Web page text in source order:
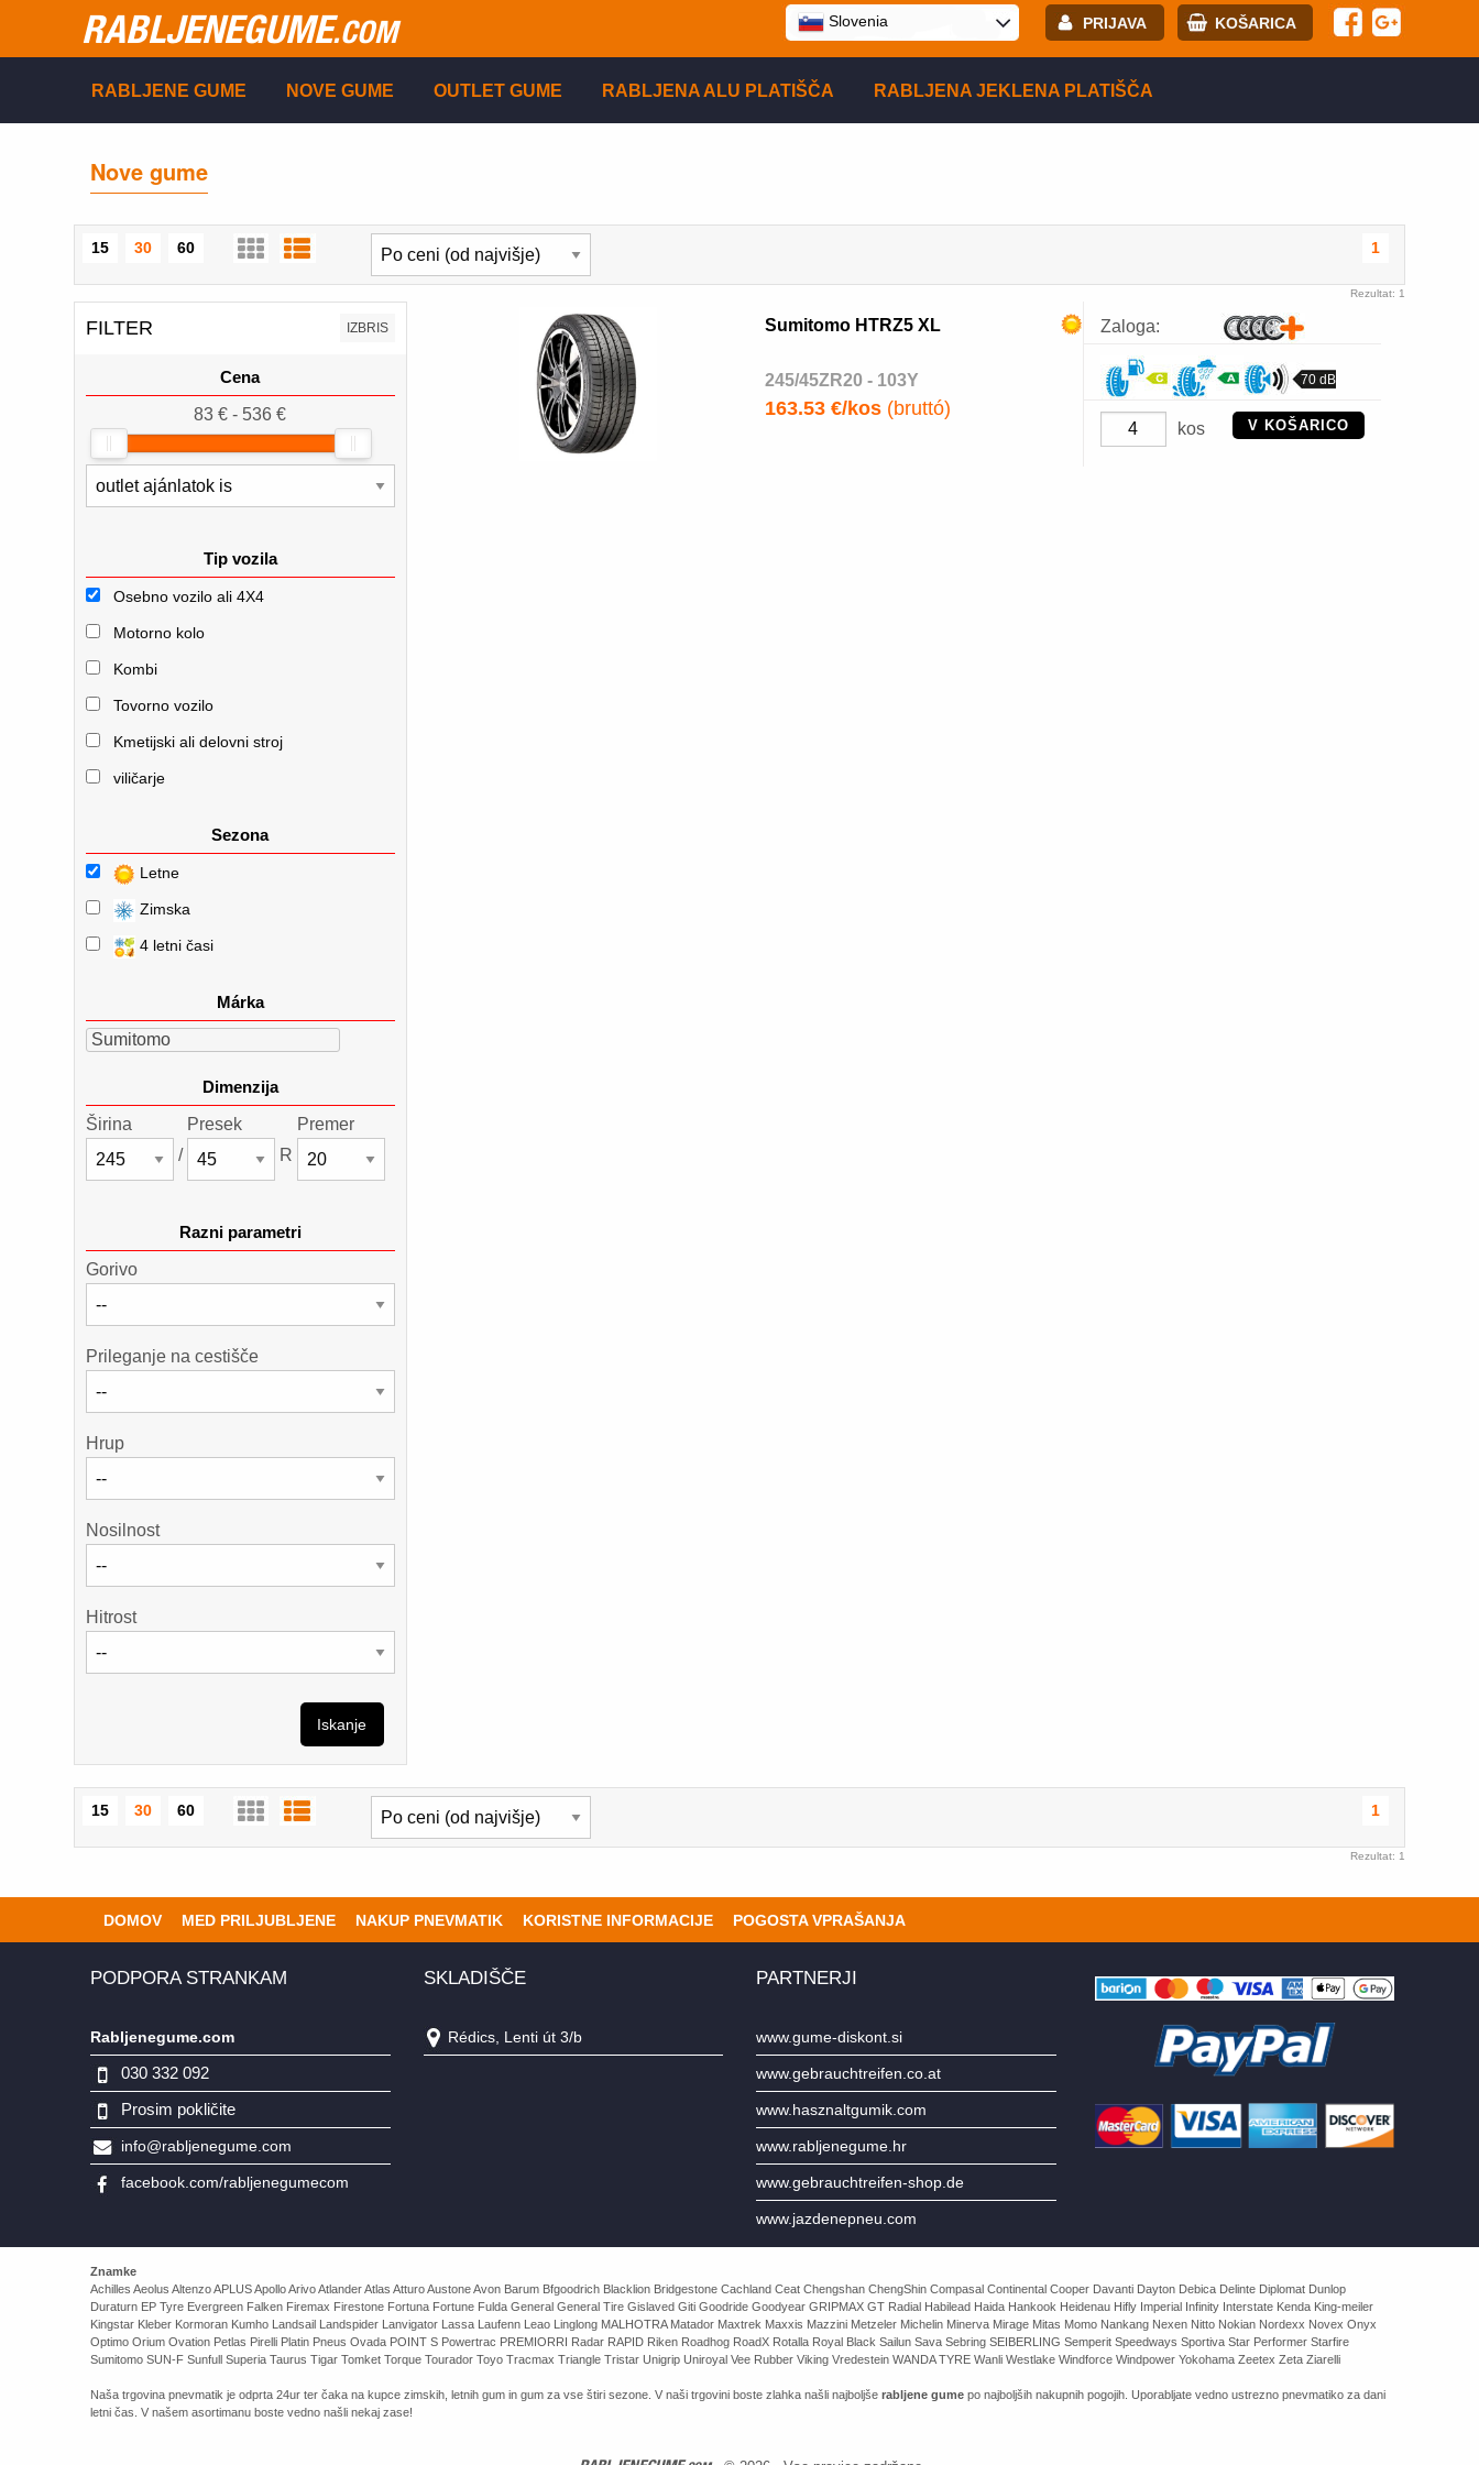
RABLJENEGUME.COM PRIJAVA KOŠARICA
Registracija PRIJAVITE SE
Slovenia
RABLJENE GUME NOVE GUME OUTLET GUME RABLJENA ALU PLATIŠČA RABLJENA JEKLENA PLATIŠČA
Nove gume
15 30 60 1
Rezultat: 1
FILTER IZBRIS
Cena
83 € - 536 €
Tip vozila
Osebno vozilo ali 4X4
Motorno kolo
Kombi
Tovorno vozilo
Kmetijski ali delovni stroj
viličarje
Sezona
Letne
Zimska
4 letni časi
Márka
Sumitomo
Dimenzija
Širina
/
Presek
R
Premer
Razni parametri
Gorivo
Prileganje na cestišče
Hrup
Nosilnost
Hitrost
Iskanje
Sumitomo HTRZ5 XL
245/45ZR20 - 103Y
163.53 €/kos(bruttó)
Zaloga:
70 dB
kos V KOŠARICO
15 30 60 1
Rezultat: 1
DOMOV MED PRILJUBLJENE NAKUP PNEVMATIK KORISTNE INFORMACIJE POGOSTA VPRAŠANJA
PODPORA STRANKAM
Rabljenegume.com
030 332 092
Prosim pokličite
info@rabljenegume.com
facebook.com/rabljenegumecom
SKLADIŠČE
Rédics, Lenti út 3/b
PARTNERJI
www.gume-diskont.si
www.gebrauchtreifen.co.at
www.hasznaltgumik.com
www.rabljenegume.hr
www.gebrauchtreifen-shop.de
www.jazdenepneu.com
Znamke
Achilles Aeolus Altenzo APLUS Apollo Arivo Atlander Atlas Atturo Austone Avon Barum Bfgoodrich Blacklion Bridgestone Cachland Ceat Chengshan ChengShin Compasal Continental Cooper Davanti Dayton Debica Delinte Diplomat Dunlop
Duraturn EP Tyre Evergreen Falken Firemax Firestone Fortuna Fortune Fulda General General Tire Gislaved Giti Goodride Goodyear GRIPMAX GT Radial Habilead Haida Hankook Heidenau Hifly Imperial Infinity Interstate Kenda King-meiler
Kingstar Kleber Kormoran Kumho Landsail Landspider Lanvigator Lassa Laufenn Leao Linglong MALHOTRA Matador Maxtrek Maxxis Mazzini Metzeler Michelin Minerva Mirage Mitas Momo Nankang Nexen Nitto Nokian Nordexx Novex Onyx
Optimo Orium Ovation Petlas Pirelli Platin Pneus Ovada POINT S Powertrac PREMIORRI Radar RAPID Riken Roadhog RoadX Rotalla Royal Black Sailun Sava Sebring SEIBERLING Semperit Speedways Sportiva Star Performer Starfire
Sumitomo SUN-F Sunfull Superia Taurus Tigar Tomket Torque Tourador Toyo Tracmax Triangle Tristar Unigrip Uniroyal Vee Rubber Viking Vredestein WANDA TYRE Wanli Westlake Windforce Windpower Yokohama Zeetex Zeta Ziarelli
Naša trgovina pnevmatik je odprta 24ur ter čaka na kupce zimskih, letnih gum in gum za vse štiri sezone. V naši trgovini boste zlahka našli najboljše rabljene gume po najboljših nakupnih pogojih. Uporabljate vedno ustrezno pnevmatiko za dani
letni čas. V našem asortimanu boste vedno našli nekaj zase!